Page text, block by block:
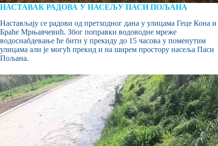
НАСТАВАК РАДОВА У НАСЕЉУ ПАСИ ПОЉАНА
Настављају се радови од претходног дана у улицама Геце Кона и
Браће Мрњавчевић. Због поправки водоводне мреже
водоснабдевање ће бити у прекиду до 15 часова у поменутим
улицама али је могућ прекид и на ширем простору насеља Паси
Пољана.